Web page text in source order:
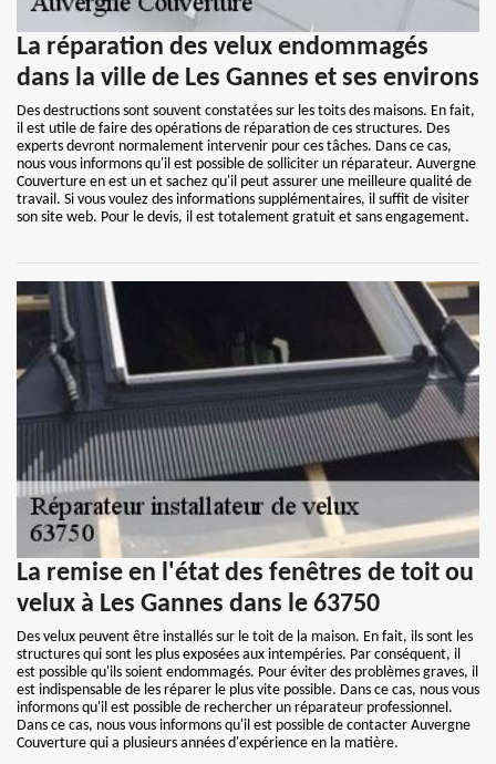
La réparation des velux endommagés
dans la ville de Les Gannes et ses environs
Des destructions sont souvent constatées sur les toits des maisons. En fait,
il est utile de faire des opérations de réparation de ces structures. Des
experts devront normalement intervenir pour ces tâches. Dans ce cas,
nous vous informons qu'il est possible de solliciter un réparateur. Auvergne
Couverture en est un et sachez qu'il peut assurer une meilleure qualité de
travail. Si vous voulez des informations supplémentaires, il suffit de visiter
son site web. Pour le devis, il est totalement gratuit et sans engagement.
La remise en l'état des fenêtres de toit ou
velux à Les Gannes dans le 63750
Des velux peuvent être installés sur le toit de la maison. En fait, ils sont les
structures qui sont les plus exposées aux intempéries. Par conséquent, il
est possible qu'ils soient endommagés. Pour éviter des problèmes graves, il
est indispensable de les réparer le plus vite possible. Dans ce cas, nous vous
informons qu'il est possible de rechercher un réparateur professionnel.
Dans ce cas, nous vous informons qu'il est possible de contacter Auvergne
Couverture qui a plusieurs années d'expérience en la matière.